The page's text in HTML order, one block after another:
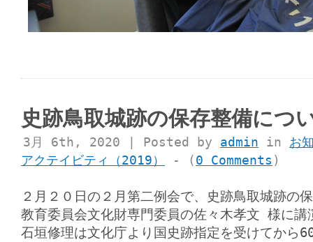
史跡鳥取城跡の保存整備につ
3月 6th, 2020 | Posted by admin in お
アクテイビティ（2019）
- (0 Comments )
２月２０日の２月第二例会で、史跡鳥取城跡の
教育委員会文化財専門委員の佐々木孝文 様に講
石垣修理は文化庁より国史跡指定を受けてから